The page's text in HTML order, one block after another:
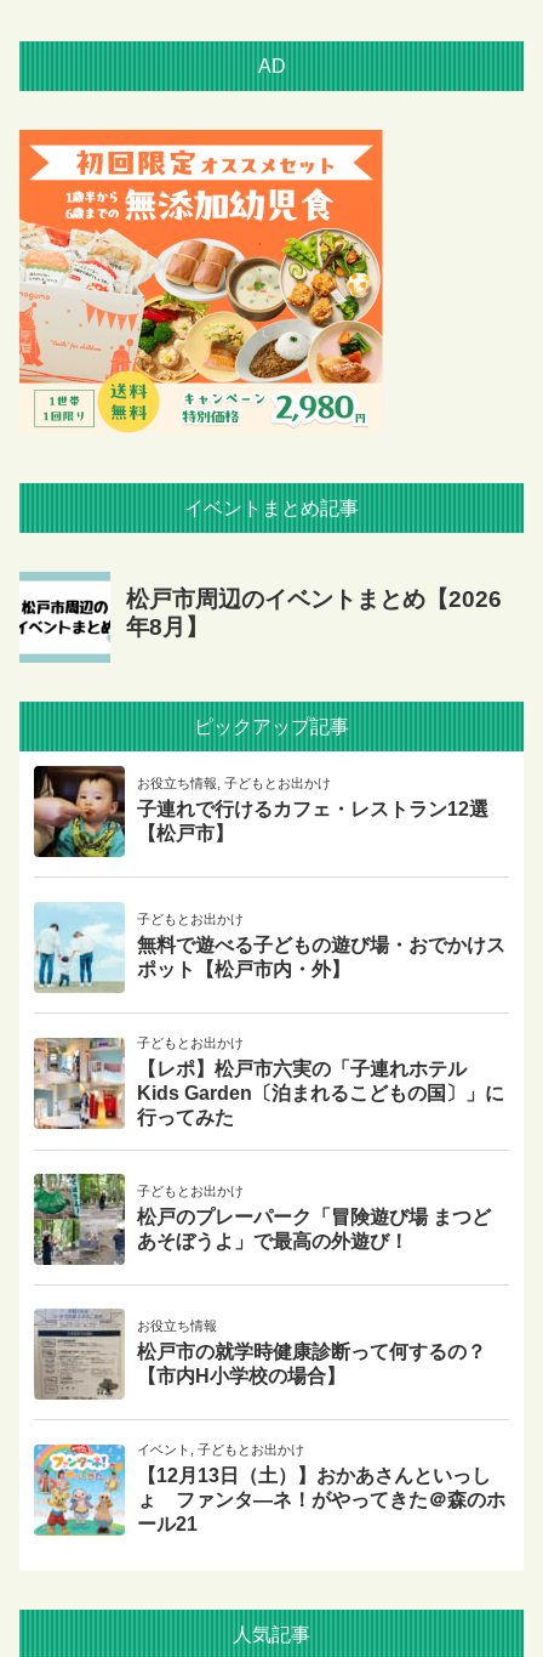
AD
イベントまとめ記事
ピックアップ記事
お役立ち情報 子どもとお出かけ
子連れで行けるカフェ・レストラン12選
【松戸市】
子どもとお出かけ
無料で遊べる子どもの遊び場・おでかけス
ポット【松戸市内・外】
子どもとお出かけ
【レポ】松戸市六実の「子連れホテル
Kids Garden〔泊まれるこどもの国〕」に
行ってみた
子どもとお出かけ
松戸のプレーパーク「冒険遊び場 まつど
あそぼうよ」で最高の外遊び！
お役立ち情報
松戸市の就学時健康診断って何するの？
【市内H小学校の場合】
イベント 子どもとお出かけ
【12月13日（土）】おかあさんといっし
ょ ファンタ―ネ！がやってきた＠森のホ
ール21
人気記事